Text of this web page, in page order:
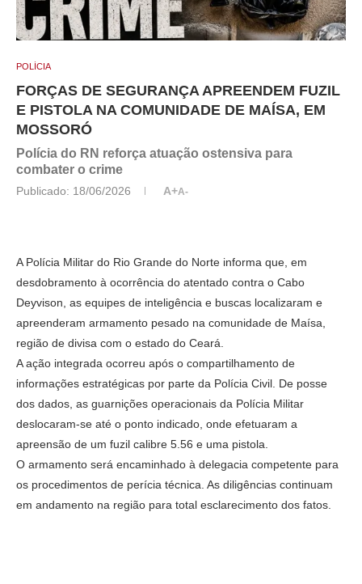
POLÍCIA
FORÇAS DE SEGURANÇA APREENDEM FUZIL
E PISTOLA NA COMUNIDADE DE MAÍSA, EM
MOSSORÓ
Polícia do RN reforça atuação ostensiva para
combater o crime
Publicado: 18/06/2026 A+A-
​A Polícia Militar do Rio Grande do Norte informa que, em
desdobramento à ocorrência do atentado contra o Cabo
Deyvison, as equipes de inteligência e buscas localizaram e
apreenderam armamento pesado na comunidade de Maísa,
região de divisa com o estado do Ceará.
​A ação integrada ocorreu após o compartilhamento de
informações estratégicas por parte da Polícia Civil. De posse
dos dados, as guarnições operacionais da Polícia Militar
deslocaram-se até o ponto indicado, onde efetuaram a
apreensão de um fuzil calibre 5.56 e uma pistola.
​O armamento será encaminhado à delegacia competente para
os procedimentos de perícia técnica. As diligências continuam
em andamento na região para total esclarecimento dos fatos.